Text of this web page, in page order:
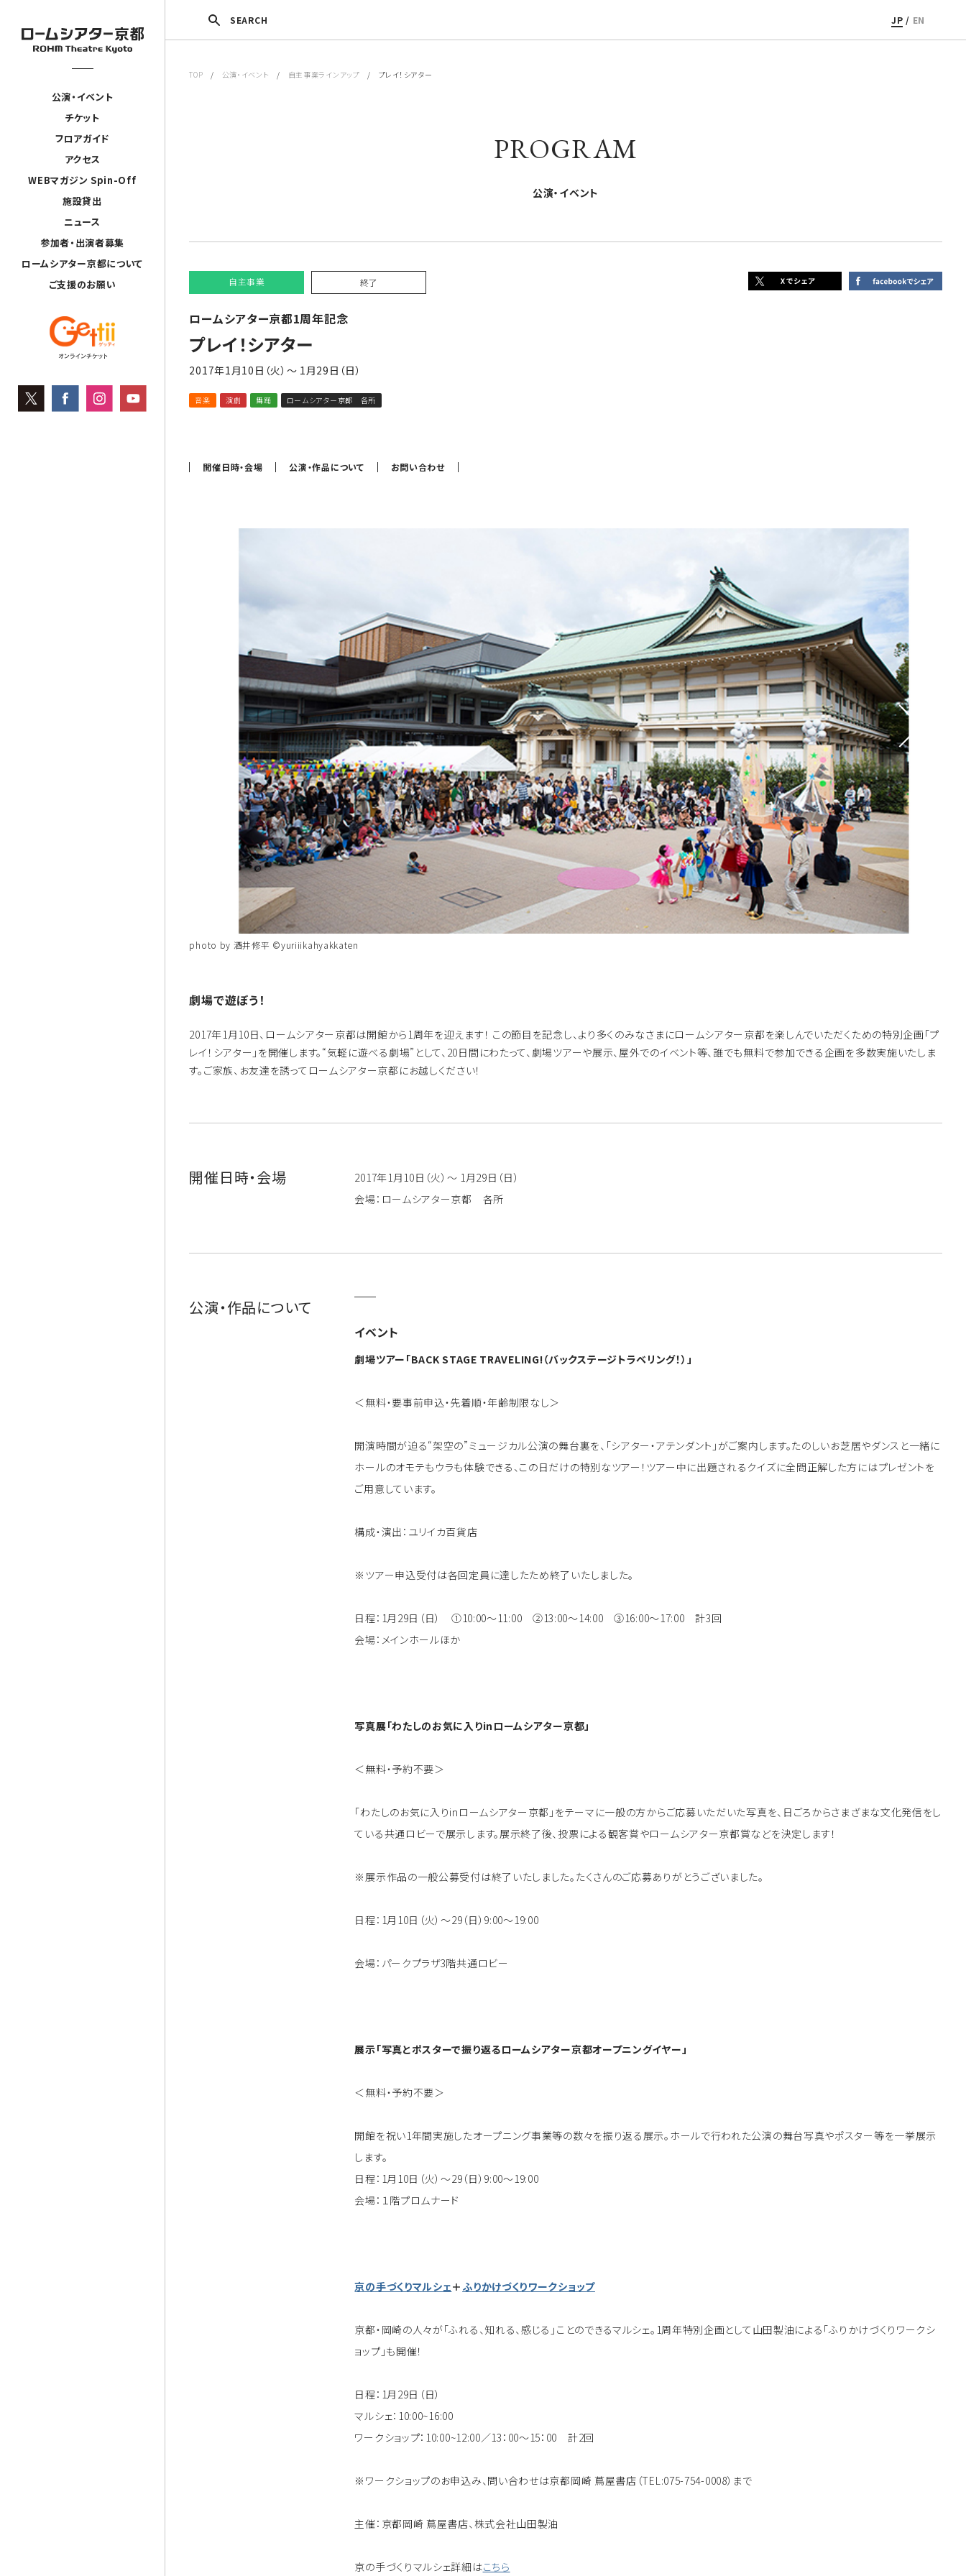
公演・イベント
チケット
フロアガイド
アクセス
WEBマガジン Spin-Off
施設貸出
ニュース
参加者・出演者募集
ロームシアター京都について
ご支援のお願い
SEARCH JP / EN
TOP / 公演・イベント / 自主事業ラインアップ / プレイ！シアター
PROGRAM
公演・イベント
自主事業 終了
ロームシアター京都1周年記念
プレイ！シアター
2017年1月10日（火）～ 1月29日（日）
音楽 演劇 舞踊 ロームシアター京都 各所
開催日時・会場 公演・作品について お問い合わせ
photo by 酒井修平 ©︎yuriiikahyakkaten
劇場で遊ぼう！
2017年1月10日、ロームシアター京都は開館から1周年を迎えます！ この節目を記念し、より多くのみなさまにロームシアター京都を楽しんでいただくための特別企画「プ
レイ！シアター」を開催します。“気軽に遊べる劇場”として、20日間にわたって、劇場ツアーや展示、屋外でのイベント等、誰でも無料で参加できる企画を多数実施いたしま
す。ご家族、お友達を誘ってロームシアター京都にお越しください！
開催日時・会場
2017年1月10日（火）～ 1月29日（日）
会場：ロームシアター京都 各所
公演・作品について
イベント
劇場ツアー「BACK STAGE TRAVELING!（バックステージトラベリング！） 」
＜無料・要事前申込・先着順・年齢制限なし＞
開演時間が迫る“架空の”ミュージカル公演の舞台裏を、「シアター・アテンダント」がご案内します。たのしいお芝居やダンスと一緒に
ホールのオモテもウラも体験できる、この日だけの特別なツアー！ツアー中に出題されるクイズに全問正解した方にはプレゼントを
ご用意しています。
構成・演出：ユリイカ百貨店
※ツアー申込受付は各回定員に達したため終了いたしました。
日程：1月29日（日） ①10:00～11:00 ②13:00～14:00 ③16:00～17:00 計3回
会場：メインホールほか
写真展「わたしのお気に入りin ロームシアター京都」
＜無料・予約不要＞
「わたしのお気に入りinロームシアター京都」をテーマに一般の方からご応募いただいた写真を、日ごろからさまざまな文化発信をし
ている共通ロビーで展示します。展示終了後、投票による観客賞やロームシアター京都賞などを決定します！
※展示作品の一般公募受付は終了いたしました。たくさんのご応募ありがとうございました。
日程：1月10日（火）～29（日）9:00～19:00
会場：パークプラザ3階共通ロビー
展示「写真とポスターで振り返るロームシアター京都オープニングイヤー」
＜無料・予約不要＞
開館を祝い1年間実施したオープニング事業等の数々を振り返る展示。ホールで行われた公演の舞台写真やポスター等を一挙展示
します。
日程：1月10日（火）～29（日）9:00～19:00
会場：１階プロムナード
京の手づくりマルシェ＋ ふりかけづくりワークショップ
京都・岡崎の人々が「ふれる、知れる、感じる」ことのできるマルシェ。1周年特別企画として山田製油による「ふりかけづくりワークシ
ョップ」も開催！
日程：1月29日（日）
マルシェ：10:00~16:00
ワークショップ：10:00~12:00／13：00～15：00 計2回
※ワークショップのお申込み、問い合わせは京都岡崎 蔦屋書店（TEL:075-754-0008）まで
主催：京都岡崎 蔦屋書店、株式会社山田製油
京の手づくりマルシェ詳細はこちら